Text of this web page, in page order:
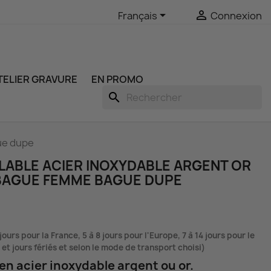
Français  Connexion
GRAVURE EN PROMO
search
dupe
ACIER INOXYDABLE ARGENT OR
FEMME BAGUE DUPE
pour la France, 5 à 8 jours pour l'Europe, 7 à 14 jours pour le
jours fériés et selon le mode de transport choisi)
acier inoxydable argent ou or.